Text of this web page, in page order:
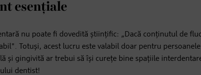
esențiale
nu poate fi dovedită științific: „Dacă conținutul de
Totuși, acest lucru este valabil doar pentru
și gingivită ar trebui să își curețe bine spațiile
dentist!